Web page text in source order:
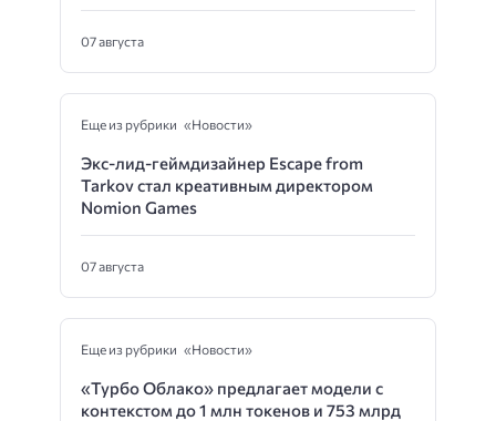
07 августа
Еще из рубрики «Новости»
Экс-лид-геймдизайнер Escape from
Tarkov стал креативным директором
Nomion Games
07 августа
Еще из рубрики «Новости»
«Турбо Облако» предлагает модели с
контекстом до 1 млн токенов и 753 млрд